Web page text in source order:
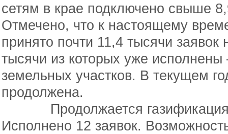
сетям в крае подключено свыше
Отмечено, что к настоящему
принято почти 11,4 тысячи
тысячи из которых уже
земельных участков. В текущем
продолжена.
Продолжается газификация
Исполнено 12 заявок.